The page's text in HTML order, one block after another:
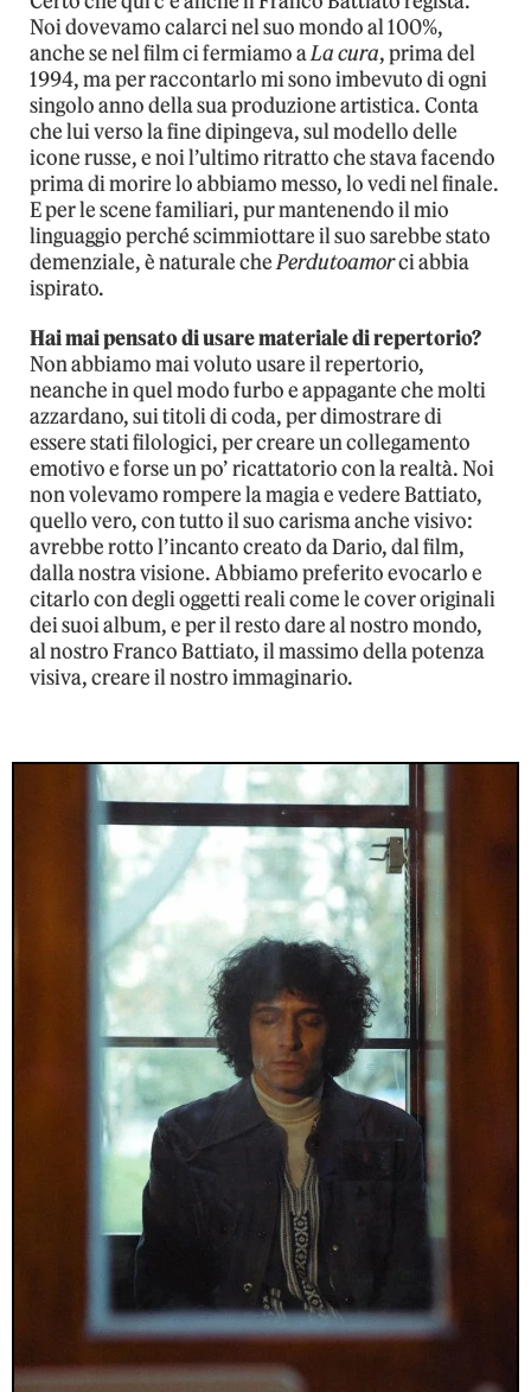
Noi dovevamo calarci nel suo mondo al 100%,
anche se nel film ci fermiamo aLa cura, prima del
1994, ma per raccontarlo mi sono imbevuto di ogni
singolo anno della sua produzione artistica. Conta
che lui verso la fine dipingeva, sul modello delle
icone russe, e noi l’ultimo ritratto che stava facendo
prima di morire lo abbiamo messo, lo vedi nel finale.
E per le scene familiari, pur mantenendo il mio
linguaggio perché scimmiottare il suo sarebbe stato
demenziale, è naturale chePerdutoamorci abbia
ispirato.
Hai mai pensato di usare materiale di repertorio?
Non abbiamo mai voluto usare il repertorio,
neanche in quel modo furbo e appagante che molti
azzardano, sui titoli di coda, per dimostrare di
essere stati filologici, per creare un collegamento
emotivo e forse un po’ ricattatorio con la realtà. Noi
non volevamo rompere la magia e vedere Battiato,
quello vero, con tutto il suo carisma anche visivo:
avrebbe rotto l’incanto creato da Dario, dal film,
dalla nostra visione. Abbiamo preferito evocarlo e
citarlo con degli oggetti reali come le cover originali
dei suoi album, e per il resto dare al nostro mondo,
al nostro Franco Battiato, il massimo della potenza
visiva, creare il nostro immaginario.